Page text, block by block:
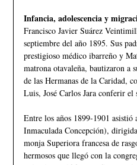
Infancia, adolescencia y
Francisco Javier Suárez
septiembre del año 1895. Sus
prestigioso médico ibarreño y
matrona otavaleña, bautizaron a
de las Hermanas de la Caridad,
Luis, José Carlos Jara conferir el
Entre los años 1899-1901
Inmaculada Concepción),
monja Superiora francesa de
hermosos que llegó con la